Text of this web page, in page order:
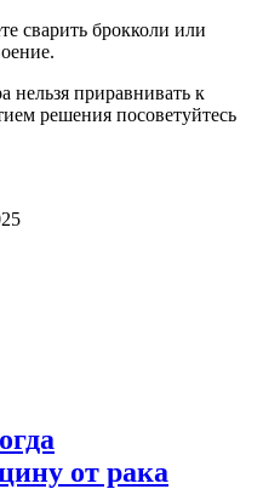
сварить брокколи или
нельзя приравнивать к
решения посоветуйтесь
от рака